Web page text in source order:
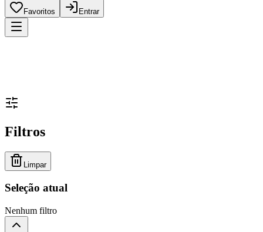
Favoritos Entrar
Filtros
Limpar
Seleção atual
Nenhum filtro